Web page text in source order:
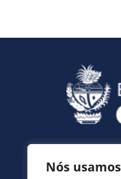
Nós
Serviços